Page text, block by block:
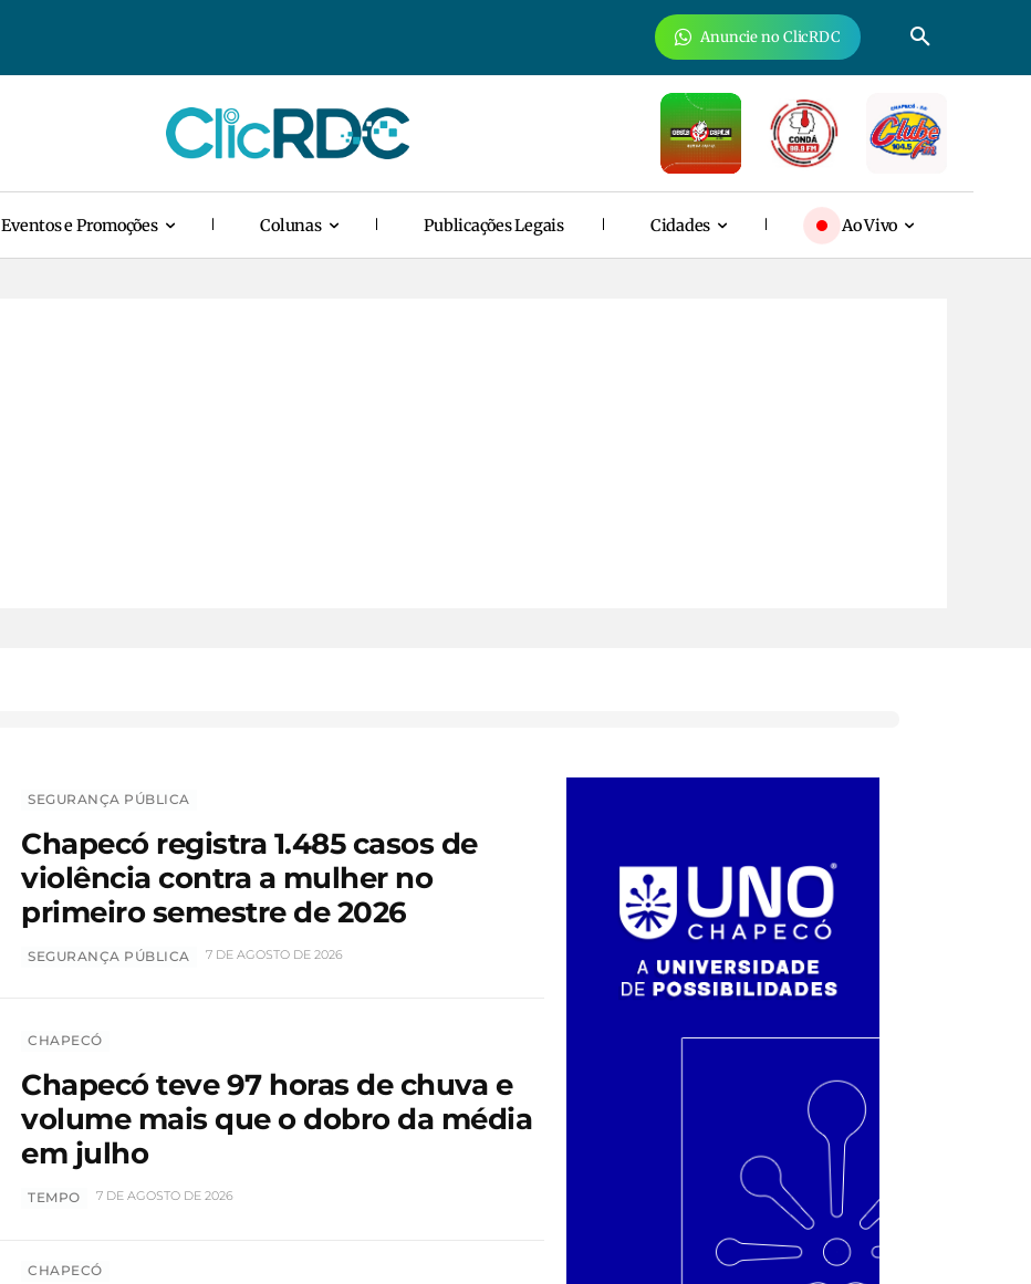
Anuncie no ClicRDC
Eventos e Promoções Colunas Publicações Legais Cidades Ao Vivo
SEGURANÇA PÚBLICA
Chapecó registra 1.485 casos de
violência contra a mulher no
primeiro semestre de 2026
SEGURANÇA PÚBLICA 7 DE AGOSTO DE 2026
CHAPECÓ
Chapecó teve 97 horas de chuva e
volume mais que o dobro da média
em julho
TEMPO 7 DE AGOSTO DE 2026
CHAPECÓ